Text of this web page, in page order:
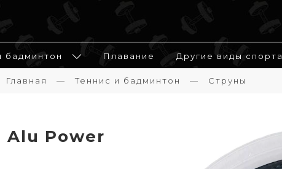
бадминтон Плавание Другие виды спорта
Главная Теннис и бадминтон Струны
Power